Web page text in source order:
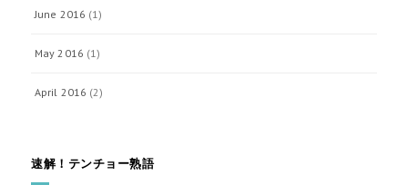
June 2016 (1)
May 2016 (1)
April 2016 (2)
速解！テンチョー熟語